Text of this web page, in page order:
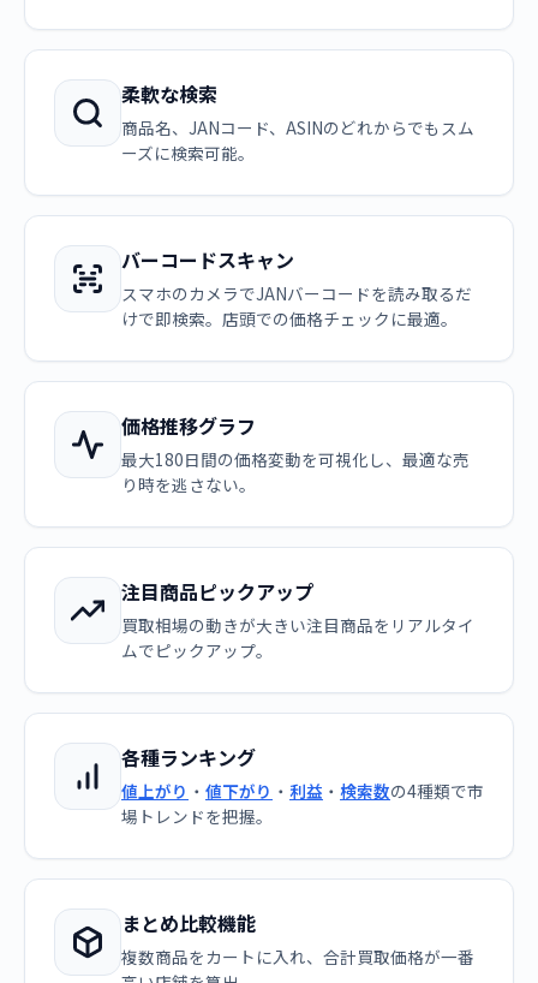
柔軟な検索
商品名、JANコード、ASINのどれからでもスム
ーズに検索可能。
バーコードスキャン
スマホのカメラでJANバーコードを読み取るだ
けで即検索。店頭での価格チェックに最適。
価格推移グラフ
最大180日間の価格変動を可視化し、最適な売
り時を逃さない。
注目商品ピックアップ
買取相場の動きが大きい注目商品をリアルタイ
ムでピックアップ。
各種ランキング
値上がり ・ 値下がり ・ 利益 ・ 検索数の4種類で市
場トレンドを把握。
まとめ比較機能
複数商品をカートに入れ、合計買取価格が一番